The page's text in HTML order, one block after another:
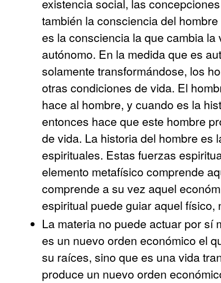
existencia social, las
también la consciencia del
es la consciencia la que cambia
autónomo. En la medida que es
solamente transformándose, los
otras condiciones de vida. El
hace al hombre, y cuando es la
entonces hace que este hombre
de vida. La historia del hombre es
espirituales. Estas fuerzas
elemento metafísico comprende
comprende a su vez aquel
espiritual puede guiar aquel físico,
La materia no puede actuar por sí
es un nuevo orden económico el
su raíces, sino que es una vida
produce un nuevo orden